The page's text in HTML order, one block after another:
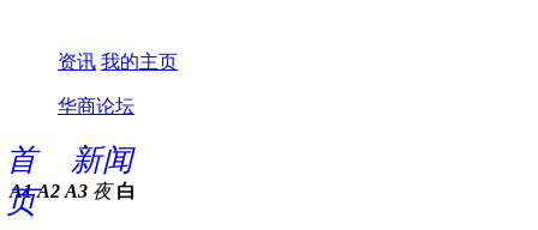
资讯 我的主页
华商论坛
首
页
新闻
A1 A2 A3 夜 白